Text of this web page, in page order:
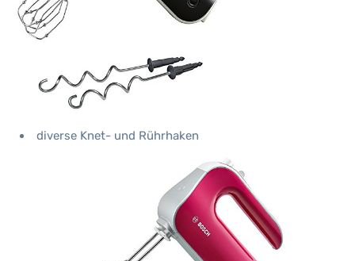
diverse Knet- und Rührhaken